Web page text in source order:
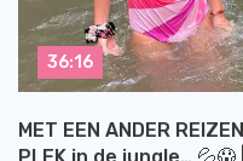
MET EEN ANDER
PLEK in de jungle…
36:16